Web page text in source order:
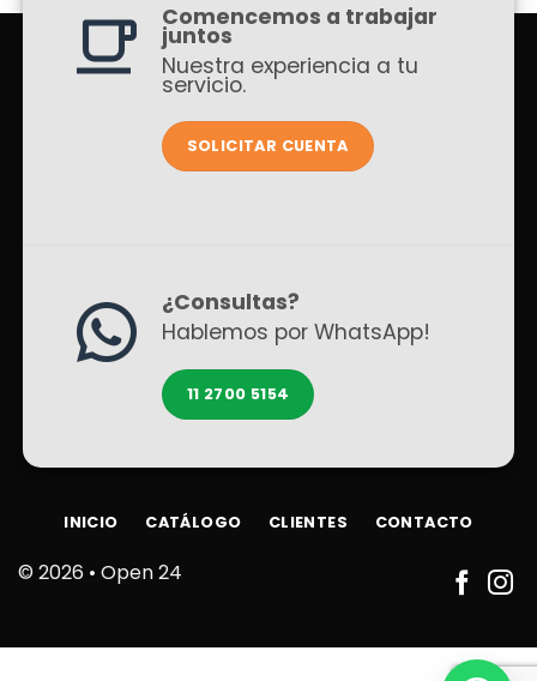
Comencemos a trabajar
juntos
Nuestra experiencia a tu
servicio.
SOLICITAR CUENTA
¿Consultas?
Hablemos por WhatsApp!
11 2700 5154
© 2026 • Open 24
INICIO CATÁLOGO CLIENTES CONTACTO